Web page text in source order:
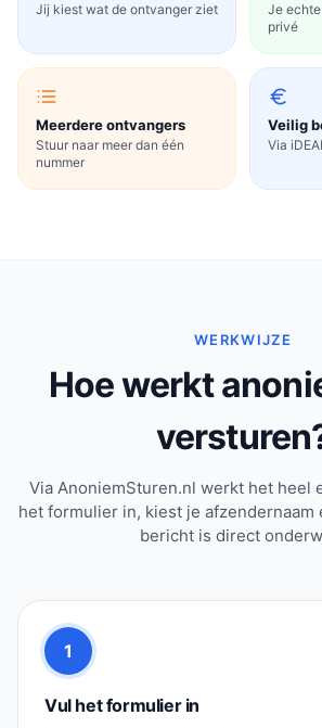
Jij kiest wat de ontvanger ziet
Je
privé
Meerdere ontvangers
Stuur naar meer dan één
nummer
Veilig
Via
WERKWIJZE
Hoe werkt
Via AnoniemSturen.nl werkt het heel
het formulier in, kiest je afzendernaam
bericht is direct
1
Vul het formulier in